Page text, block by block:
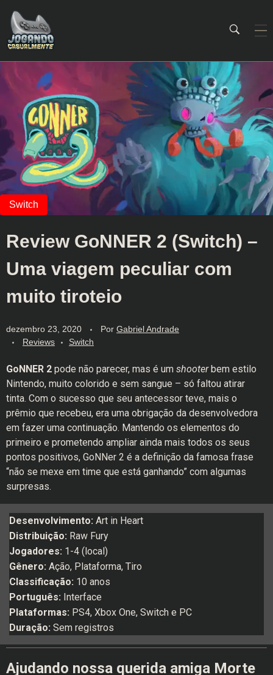
Jogando Casualmente
Conteúdo family friendly sobre games! Desde 2019 analisando jogos.
Review GoNNER 2 (Switch) –
Uma viagem peculiar com
muito tiroteio
dezembro 23, 2020 Por Gabriel Andrade
Reviews
Switch
GoNNER 2 pode não parecer, mas é um shooterbem estilo
Nintendo, muito colorido e sem sangue – só faltou atirar
tinta. Com o sucesso que seu antecessor teve, mais o
prêmio que recebeu, era uma obrigação da desenvolvedora
em fazer uma continuação. Mantendo os elementos do
primeiro e prometendo ampliar ainda mais todos os seus
pontos positivos, GoNNer 2 é a definição da famosa frase
“não se mexe em time que está ganhando” com algumas
surpresas.
Desenvolvimento: Art in Heart
Distribuição: Raw Fury
Jogadores: 1-4 (local)
Gênero: Ação, Plataforma, Tiro
Classificação: 10 anos
Português: Interface
Plataformas: PS4, Xbox One, Switch e PC
Duração: Sem registros
Ajudando nossa querida amiga Morte